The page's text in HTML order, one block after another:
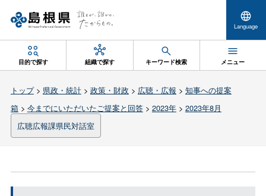
Language
目的で探す 組織で探す キーワード検索 メニュー
トップ> 県政・統計> 政策・財政 > 広聴・広報 > 知事への提案
箱> 今までにいただいたご提案と回答> 2023年> 2023年8月
広聴広報課県民対話室